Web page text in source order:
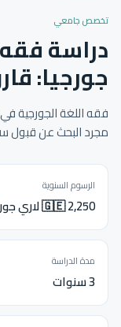
تخصص جامعي
دراسة
جورجيا:
فقه اللغة الجورجية
مجرد البحث عن قبول
الرسوم السنوية
🇬🇪 2,250 لاري جورجي
مدة الدراسة
3 سنوات